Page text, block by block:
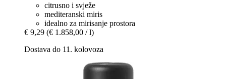
citrusno i svježe
mediteranski miris
idealno za mirisanje prostora
€ 9,29 (€ 1.858,00 / l)
Dostava do 11. kolovoza